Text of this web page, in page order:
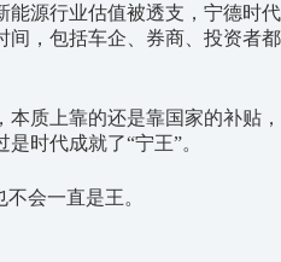
能源行业估值被透支，宁德时代
间，包括车企、券商、投资者都
质上靠的还是靠国家的补贴，
时代成就了“宁王”。
会一直是王。